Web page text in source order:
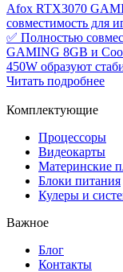
Afox RTX3070
совместимость для
✅ Полностью
GAMING 8GB и
450W образуют
Читать подробнее
Комплектующие
Процессоры
Видеокарты
Материнские
Блоки питания
Кулеры и
Важное
Блог
Контакты